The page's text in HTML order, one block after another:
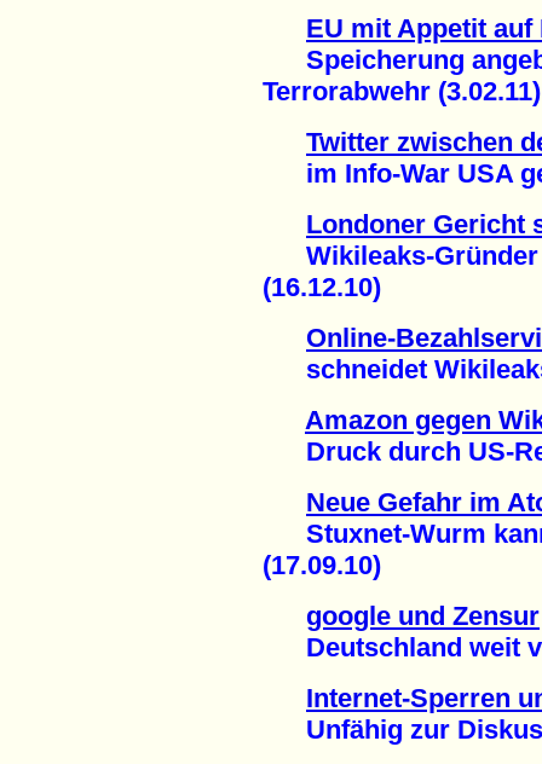
EU mit Appetit auf
Speicherung
Terrorabwehr (3.02.11)
Twitter zwischen
im Info-War USA
Londoner Gericht
Wikileaks-Gründer
(16.12.10)
Online-
schneidet
Amazon gegen
Druck durch US-
Neue Gefahr im
Stuxnet-Wurm
(17.09.10)
google und Zensur
Deutschland weit
Internet-Sperren
Unfähig zur